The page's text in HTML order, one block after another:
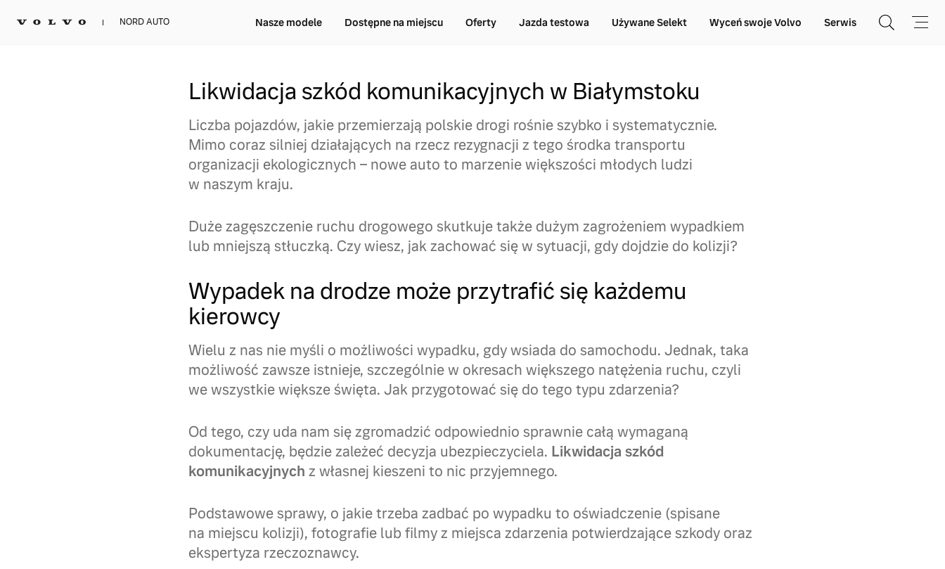
NORD AUTO Nasze modele Dostępne na miejscu Oferty Jazda testowa Używane Selekt Wyceń swoje Volvo Serwis
Likwidacja szkód komunikacyjnych w Białymstoku
Liczba pojazdów, jakie przemierzają polskie drogi rośnie szybko i systematycznie.
Mimo coraz silniej działających na rzecz rezygnacji z tego środka transportu
organizacji ekologicznych – nowe auto to marzenie większości młodych ludzi
w naszym kraju.
Duże zagęszczenie ruchu drogowego skutkuje także dużym zagrożeniem wypadkiem
lub mniejszą stłuczką. Czy wiesz, jak zachować się w sytuacji, gdy dojdzie do kolizji?
Wypadek na drodze może przytrafić się każdemu
kierowcy
Wielu z nas nie myśli o możliwości wypadku, gdy wsiada do samochodu. Jednak, taka
możliwość zawsze istnieje, szczególnie w okresach większego natężenia ruchu, czyli
we wszystkie większe święta. Jak przygotować się do tego typu zdarzenia?
Od tego, czy uda nam się zgromadzić odpowiednio sprawnie całą wymaganą
dokumentację, będzie zależeć decyzja ubezpieczyciela. Likwidacja szkód
komunikacyjnych z własnej kieszeni to nic przyjemnego.
Podstawowe sprawy, o jakie trzeba zadbać po wypadku to oświadczenie (spisane
na miejscu kolizji), fotografie lub filmy z miejsca zdarzenia potwierdzające szkody oraz
ekspertyza rzeczoznawcy.